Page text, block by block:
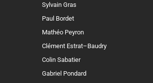
Sylvain Gras
Paul Bordet
Mathéo Peyron
Clément Estrat–Baudry
Colin Sabatier
Gabriel Pondard